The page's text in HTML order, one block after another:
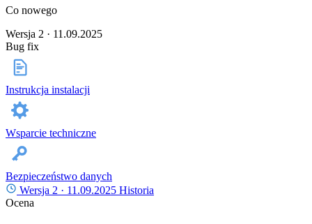
Co nowego
Wersja 2 · 11.09.2025
Bug fix
Instrukcja instalacji
Wsparcie techniczne
Bezpieczeństwo danych
Wersja 2 · 11.09.2025 Historia
Ocena